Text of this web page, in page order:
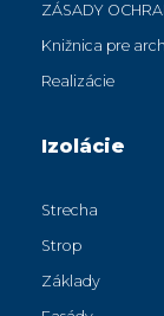
ZÁSADY
Knižnica pre
Realizácie
Izolácie
Strecha
Strop
Základy